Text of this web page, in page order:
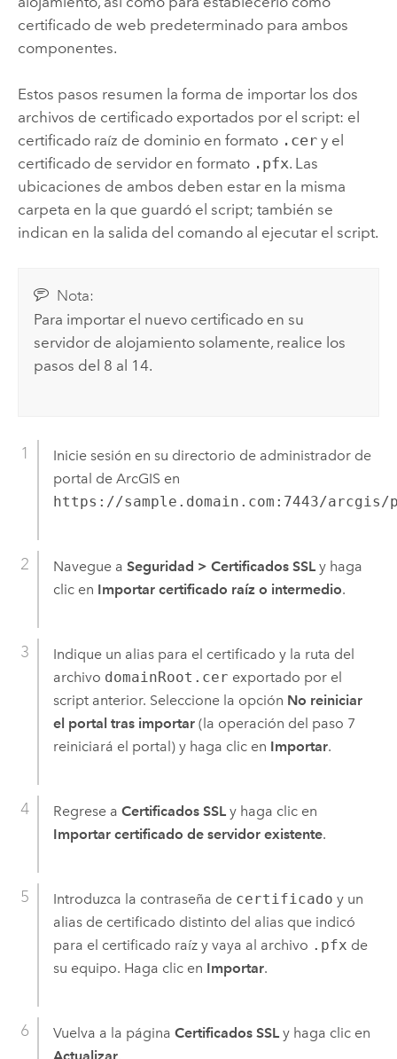
certificado de web predeterminado para ambos
componentes.
Estos pasos resumen la forma de importar los dos
archivos de certificado exportados por el script: el
certificado raíz de dominio en formato .cery el
certificado de servidor en formato .pfx. Las
ubicaciones de ambos deben estar en la misma
carpeta en la que guardó el script; también se
indican en la salida del comando al ejecutar el script.
Nota:
Para importar el nuevo certificado en su
servidor de alojamiento solamente, realice los
pasos del 8 al 14.
Inicie sesión en su directorio de administrador de
portal de ArcGIS en
https://sample.domain.com:7443/arcgis/
Navegue a Seguridad > Certificados SSLy haga
clic en Importar certificado raíz o intermedio.
Indique un alias para el certificado y la ruta del
archivo domainRoot.cer exportado por el
script anterior. Seleccione la opción No reiniciar
el portal tras importar(la operación del paso 7
reiniciará el portal) y haga clic en Importar.
Regrese a Certificados SSLy haga clic en
Importar certificado de servidor existente.
Introduzca la contraseña de certificado y un
alias de certificado distinto del alias que indicó
para el certificado raíz y vaya al archivo .pfx de
su equipo. Haga clic en Importar.
Vuelva a la página Certificados SSLy haga clic en